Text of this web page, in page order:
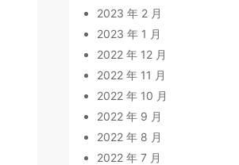
2023 年 2 月
2023 年 1 月
2022 年 12 月
2022 年 11 月
2022 年 10 月
2022 年 9 月
2022 年 8 月
2022 年 7 月